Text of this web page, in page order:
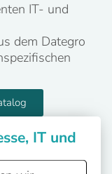
IT- und
dem Dategro
IT und